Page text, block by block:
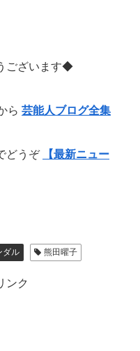
ございます◆
ら 芸能人ブログ全集
どうぞ
【最新ニュー
ダル 熊田曜子
ンク